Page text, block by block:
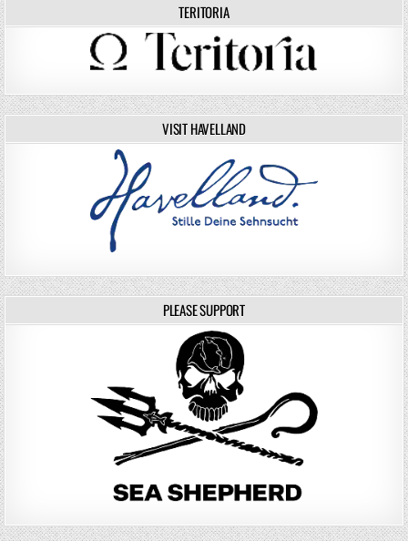
TERITORIA
VISIT HAVELLAND
PLEASE SUPPORT